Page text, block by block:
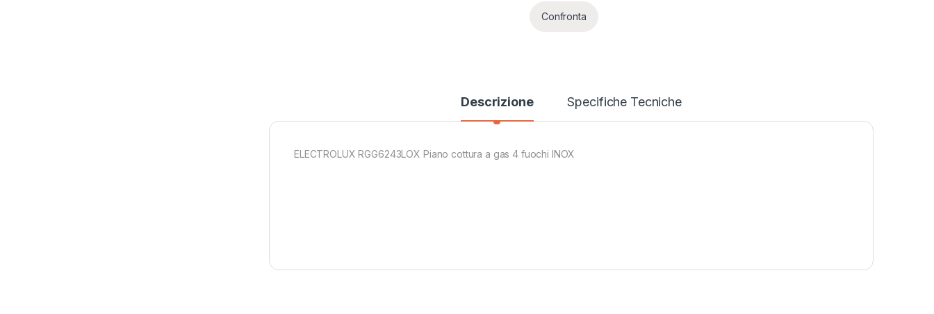
Confronta
Descrizione Specifiche Tecniche
ELECTROLUX RGG6243LOX Piano cottura a gas 4 fuochi INOX